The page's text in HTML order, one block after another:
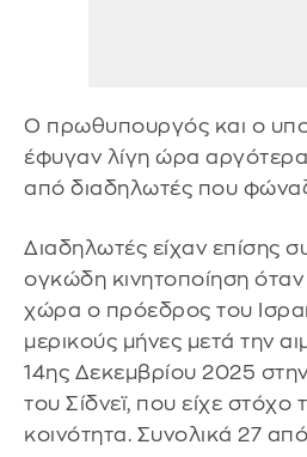
Ο πρωθυπουργός και ο
έφυγαν λίγη ώρα
από διαδηλωτές που
Διαδηλωτές είχαν επίσης
ογκώδη κινητοποίηση
χώρα ο πρόεδρος του
μερικούς μήνες μετά την
14ης Δεκεμβρίου 2025
του Σίδνεϊ, που είχε στόχο
κοινότητα. Συνολικά 27